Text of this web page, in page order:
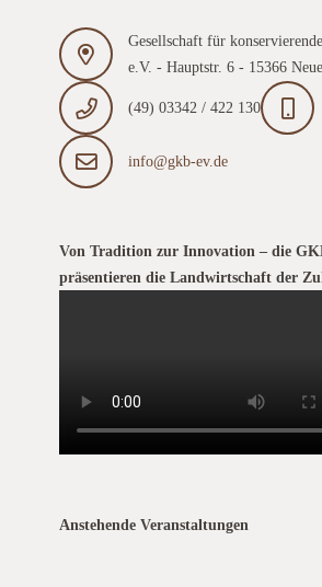
Gesellschaft für
e.V. - Hauptstr. 6 - 15366
(49) 03342 / 422 130
info@gkb-ev.de
Von Tradition zur Innovation – die
präsentieren die Landwirtschaft der
Anstehende Veranstaltungen